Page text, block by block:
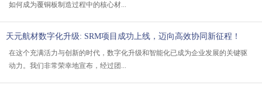
如何成为覆铜板制造过程中的核心材...
天元航材数字化升级: SRM项目成功上线，迈向高效协同新征程！
2025-02-20
在这个充满活力与创新的时代，数字化升级和智能化已成为企业发展的关键驱
动力。我们非常荣幸地宣布，经过团...